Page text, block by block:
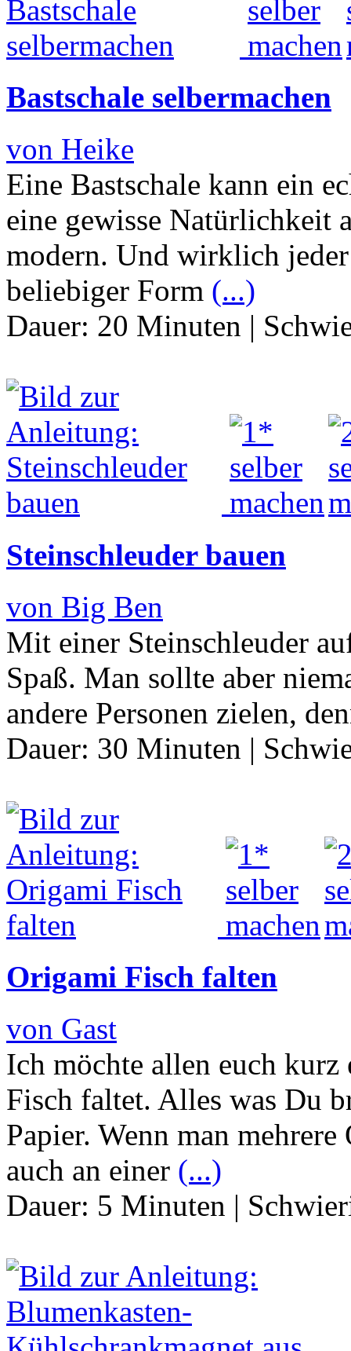
Bastschale selbermachen
von Heike
Eine Bastschale kann ein
eine gewisse Natürlichkeit
modern. Und wirklich
beliebiger Form (...)
Dauer: 20 Minuten |
Steinschleuder bauen
von Big Ben
Mit einer Steinschleuder
Spaß. Man sollte aber
andere Personen zielen,
Dauer: 30 Minuten |
Origami Fisch falten
von Gast
Ich möchte allen euch
Fisch faltet. Alles was Du
Papier. Wenn man
auch an einer (...)
Dauer: 5 Minuten |